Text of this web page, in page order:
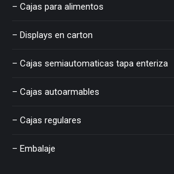
– Cajas para alimentos
– Displays en carton
– Cajas semiautomaticas tapa enteriza
– Cajas autoarmables
– Cajas regulares
– Embalaje